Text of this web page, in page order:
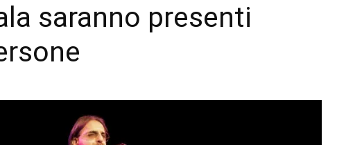
saranno presenti